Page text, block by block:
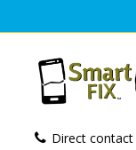
Direct contact